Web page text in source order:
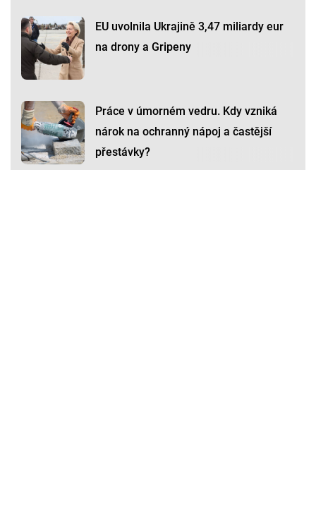
EU uvolnila Ukrajině 3,47 miliardy eur
na drony a Gripeny
Práce v úmorném vedru. Kdy vzniká
nárok na ochranný nápoj a častější
přestávky?